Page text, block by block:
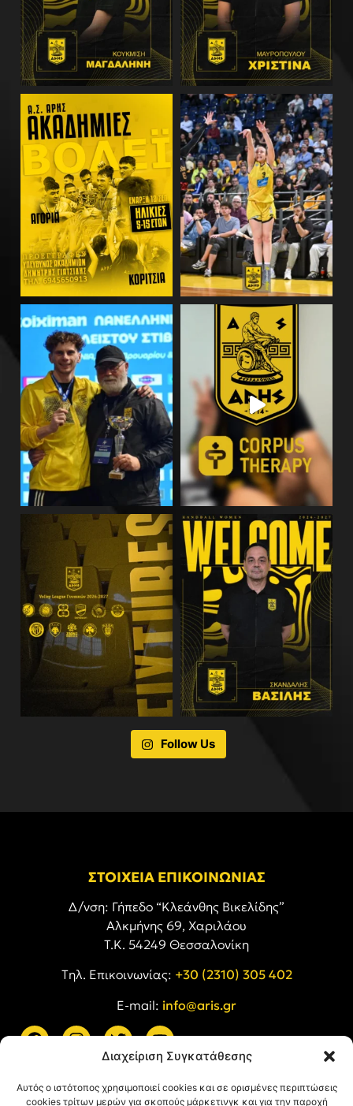
Διαχείριση Συγκατάθεσης
Αυτός ο ιστότοπος χρησιμοποιεί cookies και σε ορισμένες περιπτώσεις
cookies τρίτων μερών για σκοπούς μάρκετινγκ και για την παροχή
Follow Us
ΣΤΟΙΧΕΙΑ ΕΠΙΚΟΙΝΩΝΙΑΣ
Δ/νση: Γήπεδο “Κλεάνθης Βικελίδης”
Αλκμήνης 69, Χαριλάου
Τ.Κ. 54249 Θεσσαλονίκη
Tηλ. Επικοινωνίας: +30 (2310) 305 402
E-mail: info@aris.gr